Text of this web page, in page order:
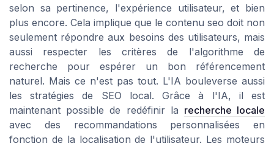
selon sa pertinence, l'expérience utilisateur, et bien
plus encore. Cela implique que le contenu seo doit non
seulement répondre aux besoins des utilisateurs, mais
aussi respecter les critères de l'algorithme de
recherche pour espérer un bon référencement
naturel. Mais ce n'est pas tout. L'IA bouleverse aussi
les stratégies de SEO local. Grâce à l'IA, il est
maintenant possible de redéfinir la recherche locale
avec des recommandations personnalisées en
fonction de la localisation de l'utilisateur. Les moteurs